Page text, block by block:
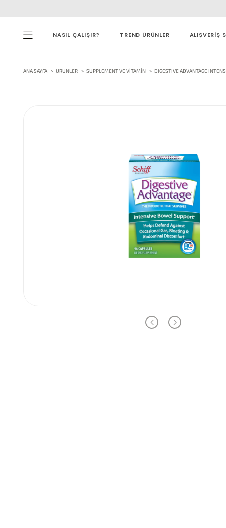
NASIL ÇALIŞIR? TREND ÜRÜNLER ALIŞVERİŞ
ANA SAYFA URUNLER SUPPLEMENT VE VITAMIN DIGESTIVE ADVANTAGE